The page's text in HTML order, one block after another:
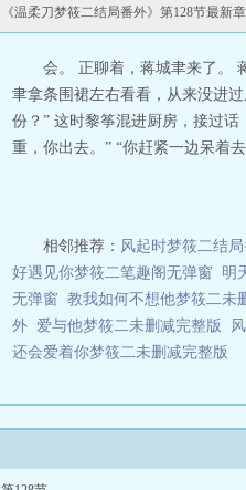
《温柔刀梦筱二结局番外》第128节最新
会。 正聊着，蒋城聿来了。
聿拿条围裙左右看看，从来没进
份？” 这时黎筝混进厨房，接过话
重，你出去。” “你赶紧一边呆着
相邻推荐： 风起时梦筱二结
好遇见你梦筱二笔趣阁无弹窗
明
无弹窗 教我如何不想他梦筱二未
外 爱与他梦筱二未删减完整版
还会爱着你梦筱二未删减完整版